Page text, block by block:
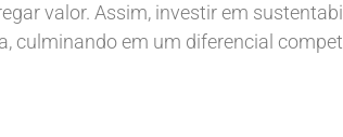
valor. Assim, investir em
culminando em um diferencial